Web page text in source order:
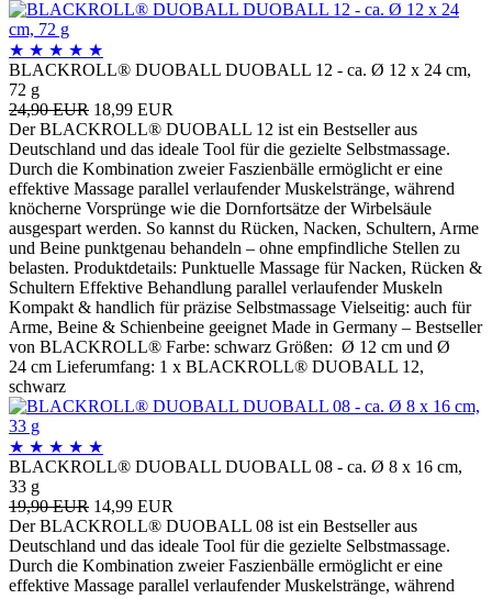
★ ★ ★ ★ ★
BLACKROLL® DUOBALL DUOBALL 12 - ca. Ø 12 x 24 cm,
72 g
24,90 EUR 18,99 EUR
Der BLACKROLL® DUOBALL 12 ist ein Bestseller aus
Deutschland und das ideale Tool für die gezielte Selbstmassage.
Durch die Kombination zweier Faszienbälle ermöglicht er eine
effektive Massage parallel verlaufender Muskelstränge, während
knöcherne Vorsprünge wie die Dornfortsätze der Wirbelsäule
ausgespart werden. So kannst du Rücken, Nacken, Schultern, Arme
und Beine punktgenau behandeln – ohne empfindliche Stellen zu
belasten. Produktdetails: Punktuelle Massage für Nacken, Rücken &
Schultern Effektive Behandlung parallel verlaufender Muskeln
Kompakt & handlich für präzise Selbstmassage Vielseitig: auch für
Arme, Beine & Schienbeine geeignet Made in Germany – Bestseller
von BLACKROLL® Farbe: schwarz Größen: Ø 12 cm und Ø
24 cm Lieferumfang: 1 x BLACKROLL® DUOBALL 12,
schwarz
★ ★ ★ ★ ★
BLACKROLL® DUOBALL DUOBALL 08 - ca. Ø 8 x 16 cm,
33 g
19,90 EUR 14,99 EUR
Der BLACKROLL® DUOBALL 08 ist ein Bestseller aus
Deutschland und das ideale Tool für die gezielte Selbstmassage.
Durch die Kombination zweier Faszienbälle ermöglicht er eine
effektive Massage parallel verlaufender Muskelstränge, während